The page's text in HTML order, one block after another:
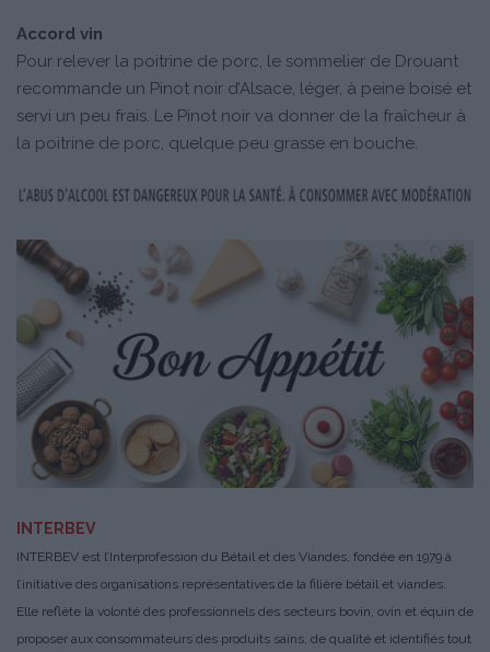
Accord vin
Pour relever la poitrine de porc, le sommelier de Drouant
recommande un Pinot noir d’Alsace, léger, à peine boisé et
servi un peu frais. Le Pinot noir va donner de la fraîcheur à
la poitrine de porc, quelque peu grasse en bouche.
INTERBEV
INTERBEV est l’Interprofession du Bétail et des Viandes, fondée en 1979 à
l’initiative des organisations représentatives de la filière bétail et viandes.
Elle reflète la volonté des professionnels des secteurs bovin, ovin et équin de
proposer aux consommateurs des produits sains, de qualité et identifiés tout